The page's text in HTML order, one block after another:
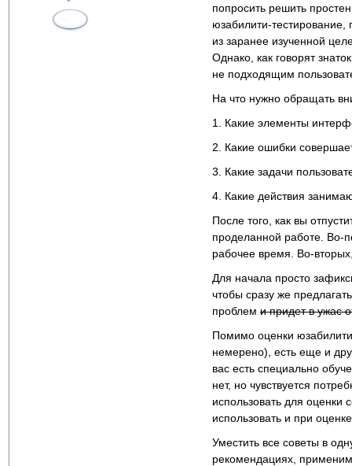
попросить решить
юзабилити-
из заранее изученной
Однако, как говорят
не подходящим
На что нужно обращать
1. Какие элементы
2. Какие ошибки
3. Какие задачи
4. Какие действия
После того, как вы
проделанной работе. Во-
рабочее время. Во-
Для начала просто
чтобы сразу же
проблем и придет в ужас
Помимо оценки юзабилити
немерено), есть еще и
вас есть специально
нет, но чувствуется
использовать для оценки
использовать и при
Уместить все советы в
рекомендациях,